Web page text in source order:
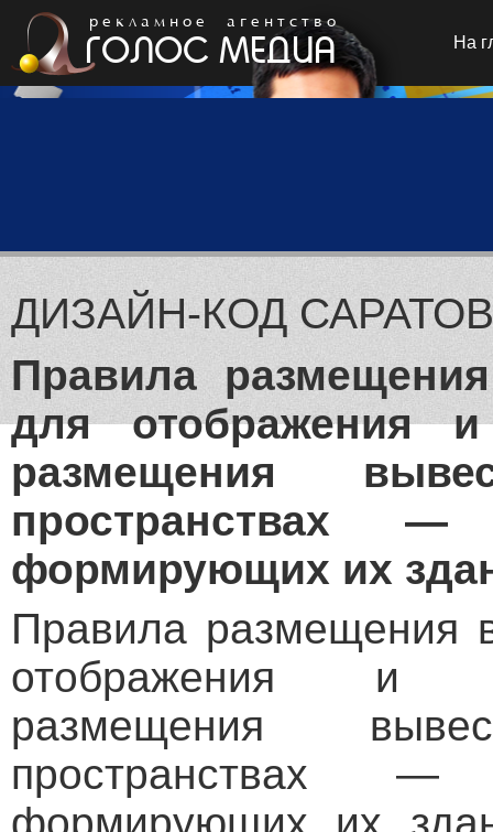
р е к л а м н о е а г е н т с т в о
ГОЛОС МЕДИА На
ДИЗАЙН-КОД
Правила
для отображения и
размещения
пространствах
формирующих их
Правила размещения
отображения и
размещения
пространствах